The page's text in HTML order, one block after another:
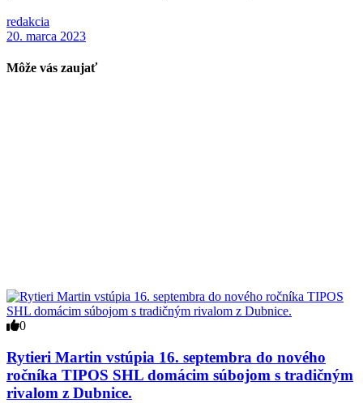
redakcia
20. marca 2023
Môže vás zaujať
0
Rytieri Martin vstúpia 16. septembra do nového
ročníka TIPOS SHL domácim súbojom s tradičným
rivalom z Dubnice.